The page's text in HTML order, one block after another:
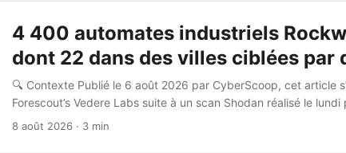
4 400 automates industriels
dont 22 dans des villes ciblées par
🔍 Contexte Publié le 6 août 2026 par CyberScoop, cet article
Forescout’s Vedere Labs suite à un scan Shodan réalisé le
un avis conjoint FBI/EPA confirmant des attaques contre des
8 août 2026 · 3 min